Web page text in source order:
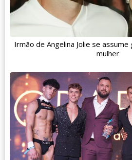
Irmão de Angelina Jolie se
mulher